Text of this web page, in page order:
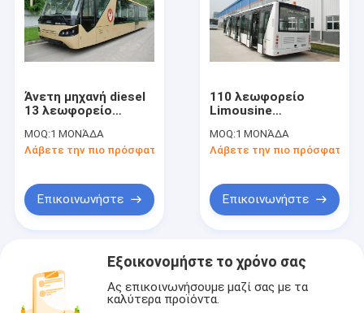
Άνετη μηχανή diesel
13 λεωφορείο
Seater με την ποδιά
αργιλίου
MOQ:1 ΜΟΝΆΔΑ
Λάβετε την πιο πρόσφατη τιμή
Επικοινωνήστε
110 λεωφορείο
Limousine
επιβατών, 4
λεωφορεία
κτυπήματος
MOQ:1 ΜΟΝΆΔΑ
Λάβετε την πιο πρόσφατη
Επικοινωνήστε
Εξοικονομήστε το χρόνο σας
Ας επικοινωνήσουμε μαζί σας με τα
καλύτερα προϊόντα.